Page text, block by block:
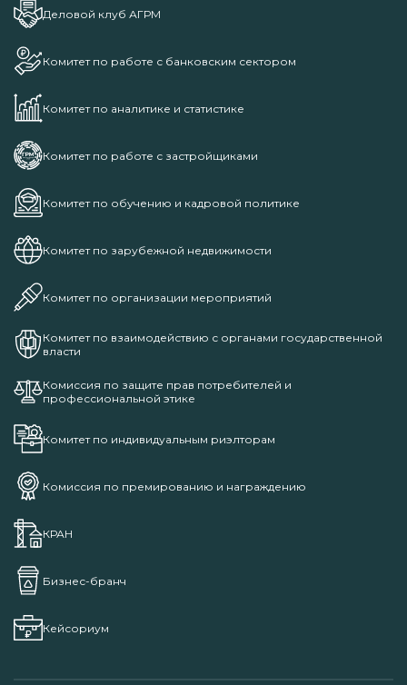
Деловой клуб АГРМ
Комитет по работе с банковским сектором
Комитет по аналитике и статистике
Комитет по работе с застройщиками
Комитет по обучению и кадровой политике
Комитет по зарубежной недвижимости
Комитет по организации мероприятий
Комитет по взаимодействию с органами государственной
власти
Комиссия по защите прав потребителей и
профессиональной этике
Комитет по индивидуальным риэлторам
Комиссия по премированию и награждению
КРАН
Бизнес-бранч
Кейсориум